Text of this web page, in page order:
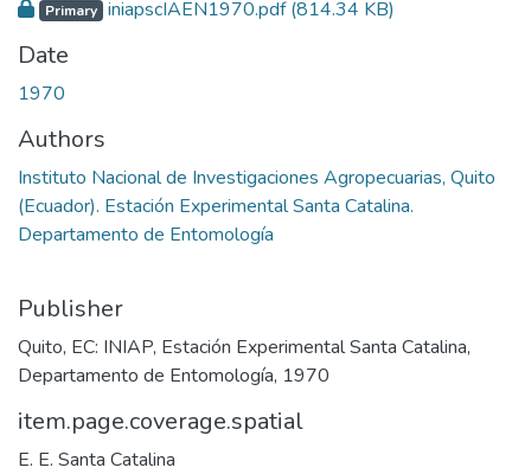
Primary iniapscIAEN1970.pdf(814.34 KB)
Date
1970
Authors
Instituto Nacional de Investigaciones Agropecuarias, Quito
(Ecuador). Estación Experimental Santa Catalina.
Departamento de Entomología
Publisher
Quito, EC: INIAP, Estación Experimental Santa Catalina,
Departamento de Entomología, 1970
item.page.coverage.spatial
E. E. Santa Catalina